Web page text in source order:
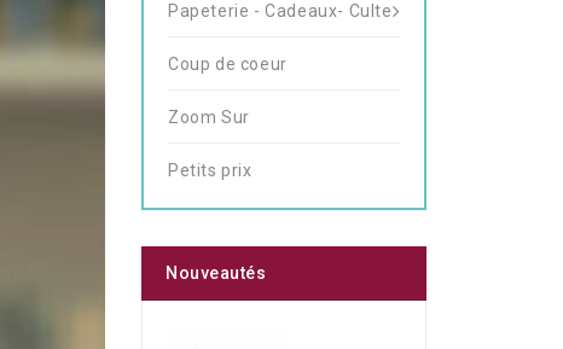
Papeterie - Cadeaux- Culte
Coup de coeur
Zoom Sur
Petits prix
Nouveautés